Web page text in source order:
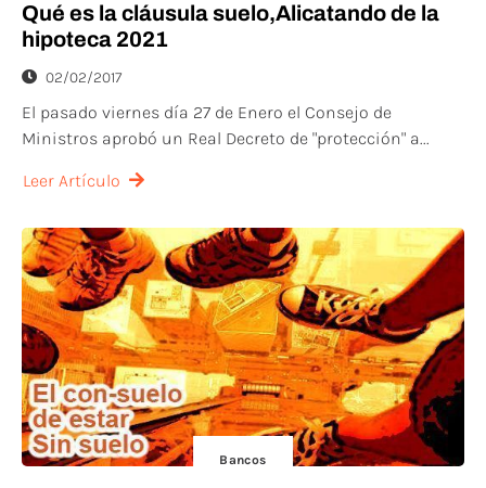
Qué es la cláusula suelo,Alicatando de la
hipoteca 2021
02/02/2017
El pasado viernes día 27 de Enero el Consejo de
Ministros aprobó un Real Decreto de "protección" a...
Leer Artículo
Bancos